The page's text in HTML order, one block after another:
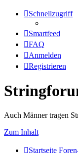
Schnellzugriff
Smartfeed
FAQ
Anmelden
Registrieren
Auch Männer tragen
Zum Inhalt
Startseite